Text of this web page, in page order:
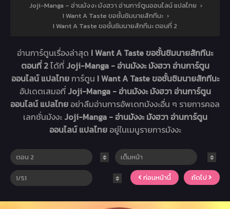
Joji-Manga – อ่านมังงะ มังฮวา อ่านการ์ตูนออนไลน์ แปลไทย ›
I Want A Taste ขอชั้นชิมนายสักทีนะ ›
I Want A Taste ขอชั้นชิมนายสักทีนะ ตอนที่ 2
อ่านการ์ตูนเรื่องล่าสุด I Want A Taste ขอชั้นชิมนายสักทีนะ
ตอนที่ 2ได้ที่ Joji-Manga - อ่านมังงะ มังฮวา อ่านการ์ตูน
ออนไลน์ แปลไทยการ์ตูน I Want A Taste ขอชั้นชิมนายสักทีนะ
อัปเดตเสมอที่ Joji-Manga - อ่านมังงะ มังฮวา อ่านการ์ตูน
ออนไลน์ แปลไทย อย่าลืมอ่านการอัพเดทมังงะอื่น ๆ รายการคอล
เลกชั่นมังงะ Joji-Manga - อ่านมังงะ มังฮวา อ่านการ์ตูน
ออนไลน์ แปลไทย อยู่ในเมนูรายการมังงะ
ก่อนหน้านี้ ถัดไป